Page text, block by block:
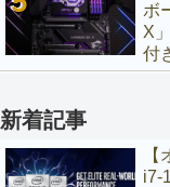
ボ
X
付
新着記事
i7-